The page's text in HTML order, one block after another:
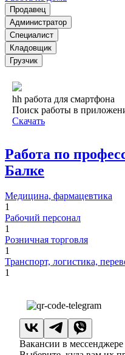
Продавец
Администратор
Специалист
Кладовщик
Грузчик
hh работа для смартфона
Поиск работы в
Скачать
Работа по
Балке
Медицина, фармацевтика
1
Рабочий персонал
1
Розничная торговля
1
Транспорт, логистика,
1
Вакансии в мессенджере